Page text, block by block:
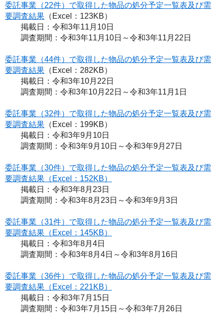
委託事業（22件）で取得した物品の処分予定一覧表及び需
要調査結果 （Excel：123KB）
掲載日：令和3年11月10日
調査期間：令和3年11月10日～令和3年11月22日
委託事業（44件）で取得した物品の処分予定一覧表及び需
要調査結果 （Excel：282KB）
掲載日：令和3年10月22日
調査期間：令和3年10月22日～令和3年11月1日
委託事業（32件）で取得した物品の処分予定一覧表及び需
要調査結果 （Excel：199KB）
掲載日：令和3年9月10日
調査期間：令和3年9月10日～令和3年9月27日
委託事業（30件）で取得した物品の処分予定一覧表及び需
要調査結果（Excel：152KB）
掲載日：令和3年8月23日
調査期間：令和3年8月23日～令和3年9月3日
委託事業（31件）で取得した物品の処分予定一覧表及び需
要調査結果（Excel：145KB）
掲載日：令和3年8月4日
調査期間：令和3年8月4日～令和3年8月16日
委託事業（36件）で取得した物品の処分予定一覧表及び需
要調査結果（Excel：221KB）
掲載日：令和3年7月15日
調査期間：令和3年7月15日～令和3年7月26日